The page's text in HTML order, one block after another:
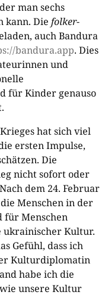
man sechs
kann. Die folker-
auch Bandura
bandura.app. Dies
und
für Kinder genauso
hat sich viel
ersten Impulse,
Die
nicht sofort oder
dem 24. Februar
Menschen in der
für Menschen
Kultur.
Gefühl, dass ich
Kulturdiplomatin
habe ich die
unsere Kultur